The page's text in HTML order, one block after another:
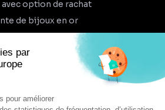
avec option de rachat
de bijoux en or
À propos
Recrutement